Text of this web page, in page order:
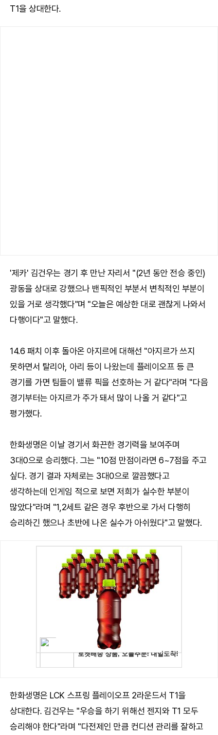
T1을 상대한다.
'제카' 김건우는 경기 후 만난 자리서 "(2년 동안 전승 중인)
광동을 상대로 강했으나 밴픽적인 부분서 변칙적인 부분이
있을 거로 생각했다"며 "오늘은 예상한 대로 괜찮게 나와서
다행이다"고 말했다.
14.6 패치 이후 돌아온 아지르에 대해선 "아지르가 쓰지
못하면서 탈리아, 아리 등이 나왔는데 플레이오프 등 큰
경기를 가면 팀들이 밸류 픽을 선호하는 거 같다"라며 "다음
경기부터는 아지르가 주가 돼서 많이 나올 거 같다"고
평가했다.
한화생명은 이날 경기서 화끈한 경기력을 보여주며
3대0으로 승리했다. 그는 "10점 만점이라면 6~7점을 주고
싶다. 경기 결과 자체로는 3대0으로 깔끔했다고
생각하는데 인게임 적으로 보면 저희가 실수한 부분이
많았다"라며 "1,2세트 같은 경우 후반으로 가서 다행히
승리하긴 했으나 초반에 나온 실수가 아쉬웠다"고 말했다.
한화생명은 LCK 스프링 플레이오프 2라운드서 T1을
상대한다. 김건우는 "우승을 하기 위해선 젠지와 T1 모두
승리해야 한다"라며 "다전제인 만큼 컨디션 관리를 잘하고